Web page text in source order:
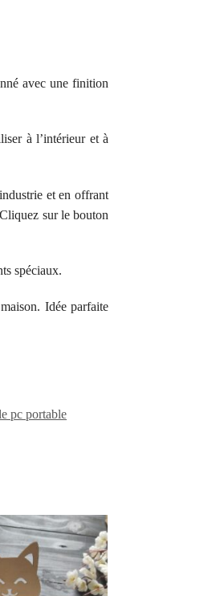
avec une finition
à l’intérieur et à
et en offrant
sur le bouton
spéciaux.
Idée parfaite
pc portable